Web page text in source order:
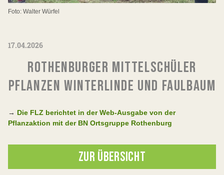
Foto: Walter Würfel
17.04.2026
ROTHENBURGER MITTELSCHÜLER
PFLANZEN WINTERLINDE UND FAULBAUM
→ Die FLZ berichtet in der Web-Ausgabe von der
Pflanzaktion mit der BN Ortsgruppe Rothenburg
ZUR ÜBERSICHT